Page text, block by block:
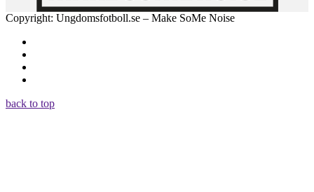
Copyright: Ungdomsfotboll.se – Make SoMe Noise
back to top